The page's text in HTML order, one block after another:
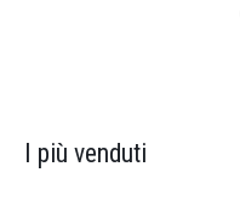
I più venduti